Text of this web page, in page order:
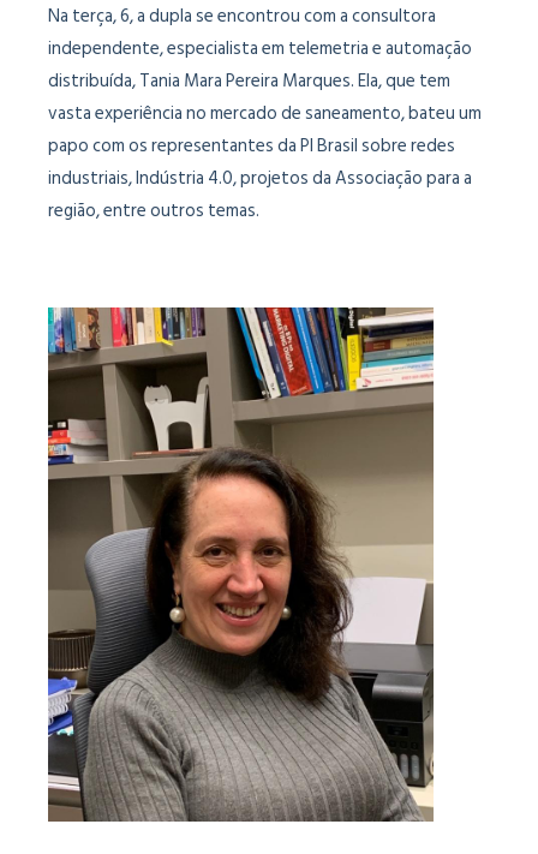
Na terça, 6, a dupla se encontrou com a consultora
independente, especialista em telemetria e automação
distribuída, Tania Mara Pereira Marques. Ela, que tem
vasta experiência no mercado de saneamento, bateu um
papo com os representantes da PI Brasil sobre redes
industriais, Indústria 4.0, projetos da Associação para a
região, entre outros temas.